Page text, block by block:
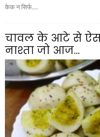
केक न सिर्फ...
चावल के आटे से
नाश्ता जो आज...